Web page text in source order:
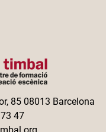
85 08013 Barcelona
47